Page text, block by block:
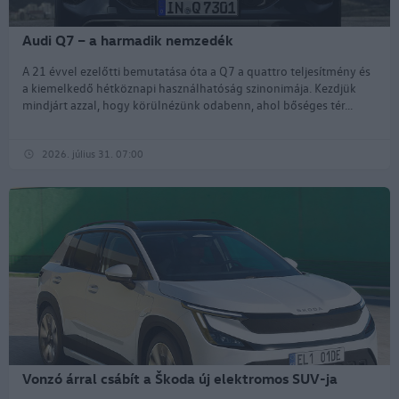
Audi Q7 – a harmadik nemzedék
2026. július 31. 07:00
A 21 évvel ezelőtti bemutatása óta a Q7 a quattro teljesítmény és
a kiemelkedő hétköznapi használhatóság szinonimája. Kezdjük
mindjárt azzal, hogy körülnézünk odabenn, ahol bőséges tér...
Vonzó árral csábít a Škoda új elektromos SUV-ja